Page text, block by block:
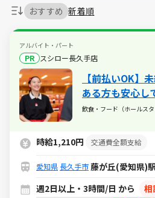
おすすめ 新着順
アルバイト・パート
PR スシロー長久手店
【前払いOK】
ある方も安心し
扶養内での勤務
◎髪型・髪色自
飲食・フード（ホールスタ
時給1,210円 交通費全額支給
愛知県 長久手市 藤が丘(愛知県)
週2日以上・3時間/日 から
相